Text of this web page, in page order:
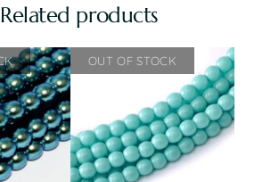
Related products